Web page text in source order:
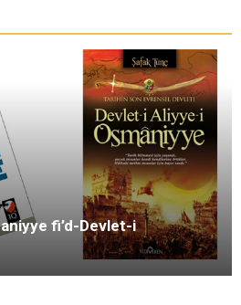
fi’d-Devlet-i